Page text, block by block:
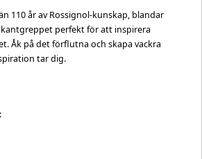
110 år av Rossignol-kunskap, blandar
kantgreppet perfekt för att inspirera
Åk på det förflutna och skapa vackra
tar dig.